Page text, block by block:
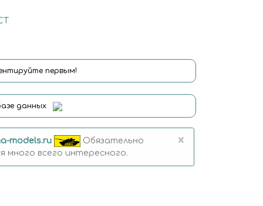
первым!
данных
models.ru
Обязательно
всего интересного.
×